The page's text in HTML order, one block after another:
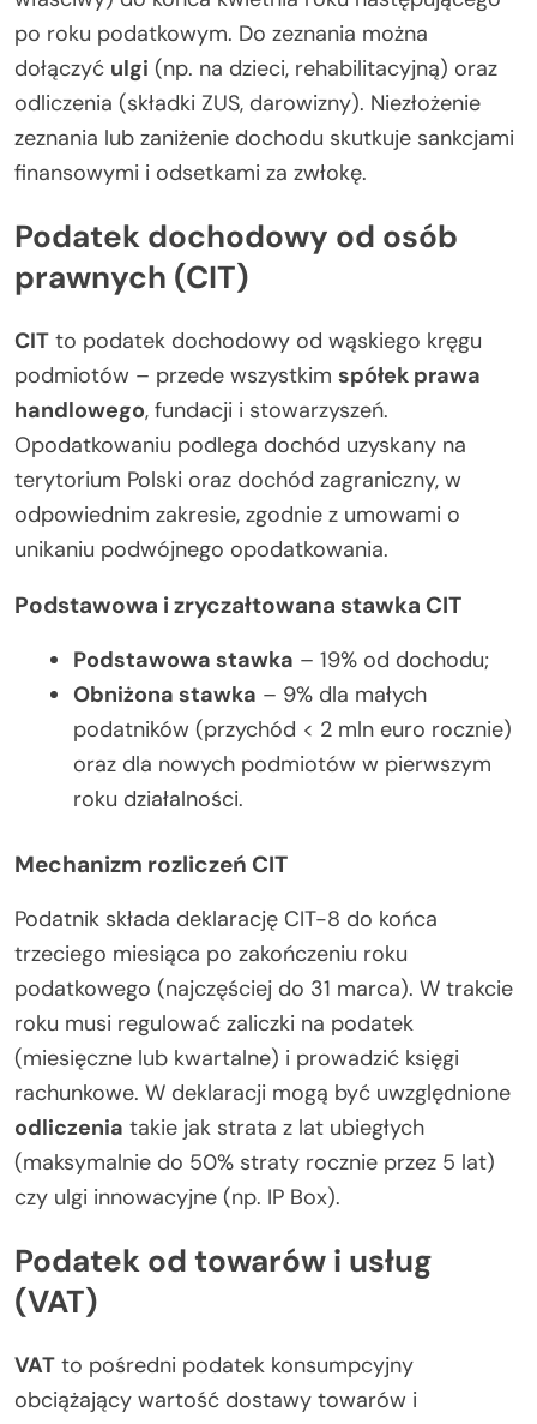
po roku podatkowym. Do zeznania można
dołączyć ulgi (np. na dzieci, rehabilitacyjną) oraz
odliczenia (składki ZUS, darowizny). Niezłożenie
zeznania lub zaniżenie dochodu skutkuje sankcjami
finansowymi i odsetkami za zwłokę.
Podatek dochodowy od osób
prawnych (CIT)
CIT to podatek dochodowy od wąskiego kręgu
podmiotów – przede wszystkim spółek prawa
handlowego, fundacji i stowarzyszeń.
Opodatkowaniu podlega dochód uzyskany na
terytorium Polski oraz dochód zagraniczny, w
odpowiednim zakresie, zgodnie z umowami o
unikaniu podwójnego opodatkowania.
Podstawowa i zryczałtowana stawka CIT
Podstawowa stawka – 19% od dochodu;
Obniżona stawka – 9% dla małych
podatników (przychód < 2 mln euro rocznie)
oraz dla nowych podmiotów w pierwszym
roku działalności.
Mechanizm rozliczeń CIT
Podatnik składa deklarację CIT-8 do końca
trzeciego miesiąca po zakończeniu roku
podatkowego (najczęściej do 31 marca). W trakcie
roku musi regulować zaliczki na podatek
(miesięczne lub kwartalne) i prowadzić księgi
rachunkowe. W deklaracji mogą być uwzględnione
odliczenia takie jak strata z lat ubiegłych
(maksymalnie do 50% straty rocznie przez 5 lat)
czy ulgi innowacyjne (np. IP Box).
Podatek od towarów i usług
(VAT)
VAT to pośredni podatek konsumpcyjny
obciążający wartość dostawy towarów i